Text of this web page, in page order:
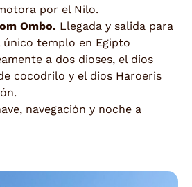
por el Nilo.
Ombo. Llegada y salida para
templo en Egipto
a dos dioses, el dios
cocodrilo y el dios Haroeris
navegación y noche a